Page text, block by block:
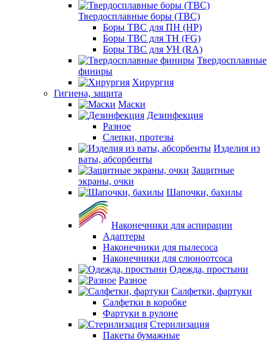
Твердосплавные боры (ТВС)
Боры ТВС для ПН (HP)
Боры ТВС для ТН (FG)
Боры ТВС для УН (RA)
Твердосплавные
финиры
Хирургия
Гигиена, защита
Маски
Дезинфекция
Разное
Слепки, протезы
Изделия из
ваты, абсорбенты
Защитные
экраны, очки
Шапочки, бахилы
Наконечники для аспирации
Адаптеры
Наконечники для пылесоса
Наконечники для слюноотсоса
Одежда, простыни
Разное
Салфетки, фартуки
Салфетки в коробке
Фартуки в рулоне
Стерилизация
Пакеты бумажные